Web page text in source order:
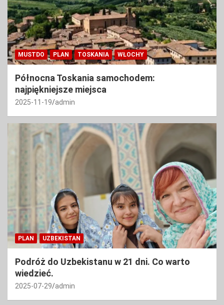
MUSTDO PLAN TOSKANIA WŁOCHY
Północna Toskania samochodem:
najpiękniejsze miejsca
2025-11-19 admin
PLAN UZBEKISTAN
Podróż do Uzbekistanu w 21 dni. Co warto
wiedzieć.
2025-07-29 admin